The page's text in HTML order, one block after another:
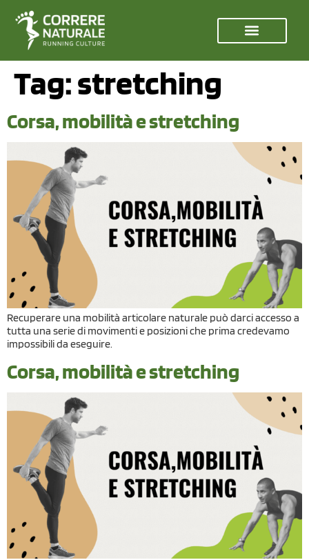
Tag:stretching
Corsa, mobilità e stretching
Recuperare una mobilità articolare naturale può darci accesso a
tutta una serie di movimenti e posizioni che prima credevamo
impossibili da eseguire.
Corsa, mobilità e stretching